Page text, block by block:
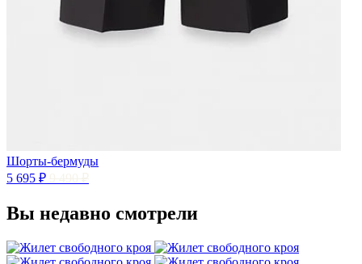
Шорты-бермуды
5 695 ₽
Вы недавно смотрели